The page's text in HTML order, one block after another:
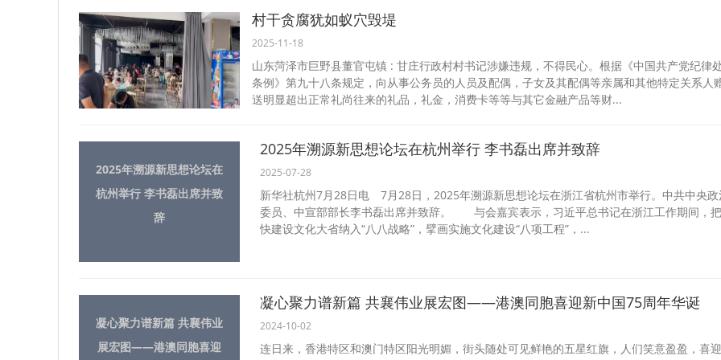
村干贪腐犹如蚁穴毁堤
2025-11-18
山东菏泽市巨野县董官屯镇 : 甘庄行政村村书记涉嫌违规，不得民心。根据《中国共产党纪律
条例》第九十八条规定，向从事公务员的人员及配偶，子女及其配偶等亲属和其他特定关系人
送明显超出正常礼尚往来的礼品，礼金，消费卡等等与其它金融产品等财...
2025年溯源新思想论坛在
杭州举行 李书磊出席并致
辞
2025年溯源新思想论坛在杭州举行 李书磊出席并致辞
2025-07-28
新华社杭州7月28日电 7月28日，2025年溯源新思想论坛在浙江省杭州市举行。中共中央政
委员、中宣部部长李书磊出席并致辞。 与会嘉宾表示，习近平总书记在浙江工作期间，
快建设文化大省纳入“八八战略”，擘画实施文化建设“八项工程”，...
凝心聚力谱新篇 共襄伟业
展宏图——港澳同胞喜迎
凝心聚力谱新篇 共襄伟业展宏图——港澳同胞喜迎新中国75周年华诞
2024-10-02
连日来，香港特区和澳门特区阳光明媚，街头随处可见鲜艳的五星红旗，人们笑意盈盈，喜